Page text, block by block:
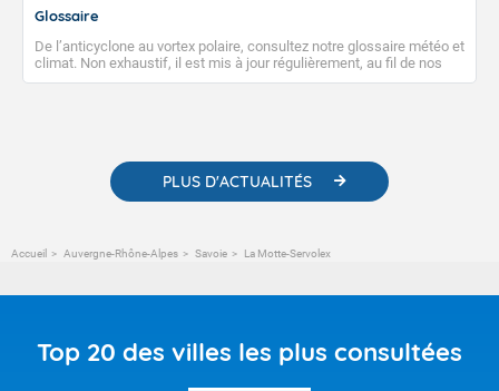
Glossaire
De l’anticyclone au vortex polaire, consultez notre glossaire météo et
climat. Non exhaustif, il est mis à jour régulièrement, au fil de nos
publications. Vous y trouverez également des liens utiles vers nos
PLUS D'ACTUALITÉS
Accueil Auvergne-Rhône-Alpes Savoie La Motte-Servolex
Top 20 des villes les plus consultées